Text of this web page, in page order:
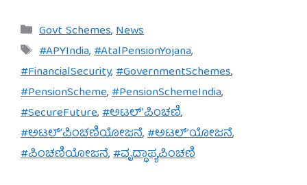
Categories
Govt Schemes,News
Tags
#APYIndia,#AtalPensionYojana,
#FinancialSecurity,#GovernmentSchemes,
#PensionScheme,#PensionSchemeIndia,
#SecureFuture,#ಅಟಲ್’ಪಿಂಚಣಿ,
#ಅಟಲ್’ಪಿಂಚಣಿಯೋಜನೆ,#ಅಟಲ್’ಯೋಜನೆ,
#ಪಿಂಚಣಿಯೋಜನೆ,#ವೃದ್ಧಾಪ್ಯಪಿಂಚಣಿ